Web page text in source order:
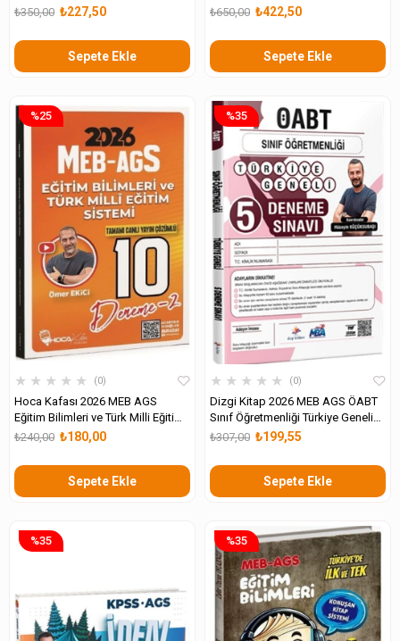
ELİT PRİME 4 Deneme
₺227,50
₺350,00
Sepete Ekle
CEVHER Branş Denemeleri
₺422,50
₺650,00
Sepete Ekle
★ ★ ★ ★ ★ 0
Hoca Kafası 2026 MEB AGS
Eğitim Bilimleri ve Türk Milli Eğitim
Sistemi 10 Deneme
₺180,00
₺240,00
Sepete Ekle
%25
★ ★ ★ ★ ★ 0
Dizgi Kitap 2026 MEB AGS ÖABT
Sınıf Öğretmenliği Türkiye Geneli
Tamamı PDF Çözümlü Fasiküller
₺199,55
₺307,00
Sepete Ekle
%35
%35 %35